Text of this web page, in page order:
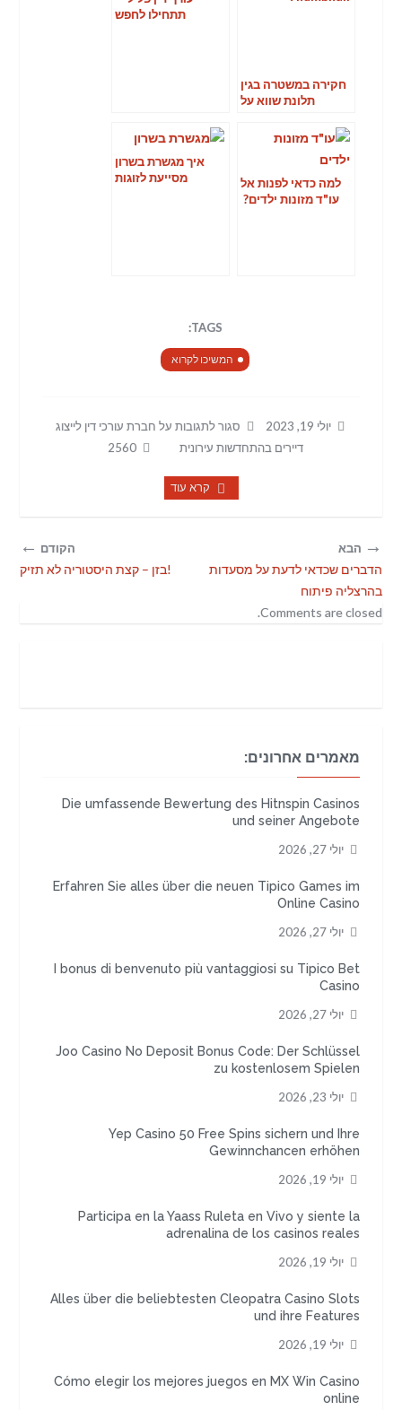
חקירה במשטרה בגין
תלונת שווא על
הליכי גירושין
תתחילו לחפש
למה כדאי לפנות אל
עו"ד מזונות ילדים?
איך מגשרת בשרון
מסייעת לזוגות
TAGS:
המשיכו לקרוא
יולי 19, 2023 סגור לתגובות על חברת עורכי דין לייצוג
דיירים בהתחדשות עירונית
קרא עוד
← הקודם
בזן – קצת היסטוריה לא תזיק!
→
הדברים שכדאי לדעת על מסעדות
בהרצליה פיתוח
Comments are closed.
מאמרים אחרונים:
Die umfassende Bewertung des Hitnspin Casinos
und seiner Angebote
יולי 27, 2026
Erfahren Sie alles über die neuen Tipico Games im
Online Casino
יולי 27, 2026
I bonus di benvenuto più vantaggiosi su Tipico Bet
Casino
יולי 27, 2026
Joo Casino No Deposit Bonus Code: Der Schlüssel
zu kostenlosem Spielen
יולי 23, 2026
Yep Casino 50 Free Spins sichern und Ihre
Gewinnchancen erhöhen
יולי 19, 2026
Participa en la Yaass Ruleta en Vivo y siente la
adrenalina de los casinos reales
יולי 19, 2026
Alles über die beliebtesten Cleopatra Casino Slots
und ihre Features
יולי 19, 2026
Cómo elegir los mejores juegos en MX Win Casino
online